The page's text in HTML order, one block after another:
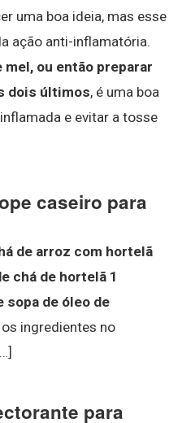
uma boa ideia, mas esse
ação anti-inflamatória.
ou então preparar
dois últimos, é uma boa
e evitar a tosse
caseiro para
de arroz com hortelã
chá de hortelã 1
sopa de óleo de
ingredientes no
para